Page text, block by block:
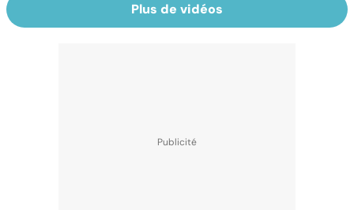
Plus de vidéos